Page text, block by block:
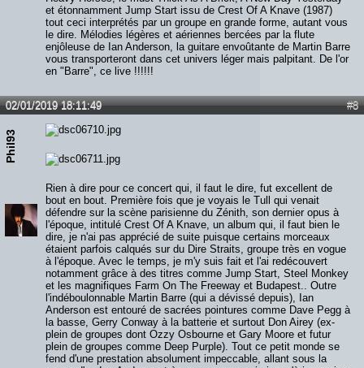
et étonnamment Jump Start issu de Crest Of A Knave (1987)
tout ceci interprétés par un groupe en grande forme, autant vous
le dire. Mélodies légères et aériennes bercées par la flute
enjôleuse de Ian Anderson, la guitare envoûtante de Martin Barre
vous transporteront dans cet univers léger mais palpitant. De l'or
en "Barre", ce live !!!!!!
#8
02/01/2019 18:11:49
Phil93
Rien à dire pour ce concert qui, il faut le dire, fut excellent de
bout en bout. Première fois que je voyais le Tull qui venait
défendre sur la scène parisienne du Zénith, son dernier opus à
l'époque, intitulé Crest Of A Knave, un album qui, il faut bien le
dire, je n'ai pas apprécié de suite puisque certains morceaux
étaient parfois calqués sur du Dire Straits, groupe très en vogue
à l'époque. Avec le temps, je m'y suis fait et l'ai redécouvert
notamment grâce à des titres comme Jump Start, Steel Monkey
et les magnifiques Farm On The Freeway et Budapest.. Outre
l'indéboulonnable Martin Barre (qui a dévissé depuis), Ian
Anderson est entouré de sacrées pointures comme Dave Pegg à
la basse, Gerry Conway à la batterie et surtout Don Airey (ex-
plein de groupes dont Ozzy Osbourne et Gary Moore et futur
plein de groupes comme Deep Purple). Tout ce petit monde se
fend d'une prestation absolument impeccable, allant sous la